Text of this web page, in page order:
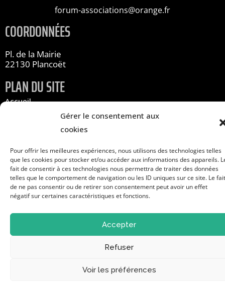
Gérer le consentement aux
cookies
Pour offrir les meilleures expériences, nous utilisons des technologies telles
que les cookies pour stocker et/ou accéder aux informations des appareils.
fait de consentir à ces technologies nous permettra de traiter des données
telles que le comportement de navigation ou les ID uniques sur ce site. Le fait
de ne pas consentir ou de retirer son consentement peut avoir un effet
négatif sur certaines caractéristiques et fonctions.
Accepter
Refuser
Voir les préférences
forum-associations@orange.fr
COORDONNÉES
Pl. de la Mairie
22130 Plancoët
PLAN DU SITE
Accueil
Les associations
À propos
Contact
S'inscrire au forum
Mentions légales Cookies
Site réalisé par www.cocktail-graphic.com